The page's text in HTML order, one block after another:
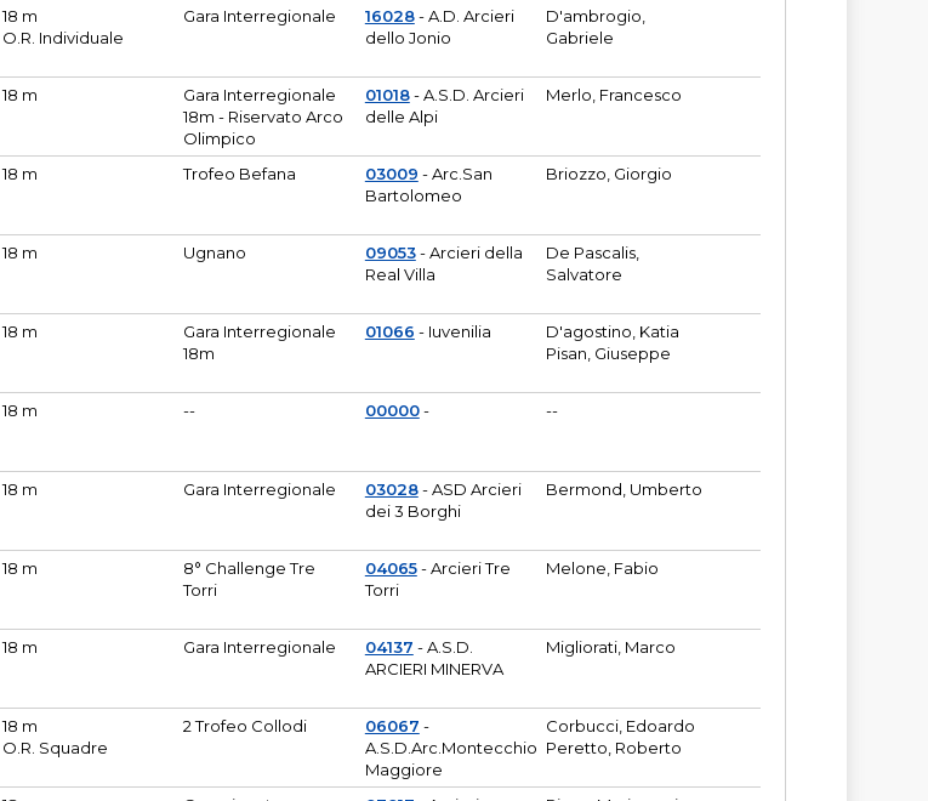
18 m
O.R. Individuale
Gara Interregionale 16028- A.D. Arcieri
dello Jonio
D'ambrogio,
Gabriele
18 m
Gara Interregionale
18m - Riservato Arco
Olimpico
01018- A.S.D. Arcieri
delle Alpi
Merlo, Francesco
18 m Trofeo Befana 03009 - Arc.San
Bartolomeo
Briozzo, Giorgio
18 m Ugnano 09053- Arcieri della
Real Villa
De Pascalis,
Salvatore
18 m
Gara Interregionale
18m
01066 - Iuvenilia
D'agostino, Katia
Pisan, Giuseppe
18 m -- 00000- --
18 m Gara Interregionale 03028- ASD Arcieri
dei 3 Borghi
Bermond, Umberto
18 m
8° Challenge Tre
Torri
04065- Arcieri Tre
Torri
Melone, Fabio
18 m Gara Interregionale 04137 - A.S.D.
ARCIERI MINERVA
Migliorati, Marco
18 m
O.R. Squadre
2 Trofeo Collodi 06067 -
A.S.D.Arc.Montecchio
Maggiore
Corbucci, Edoardo
Peretto, Roberto